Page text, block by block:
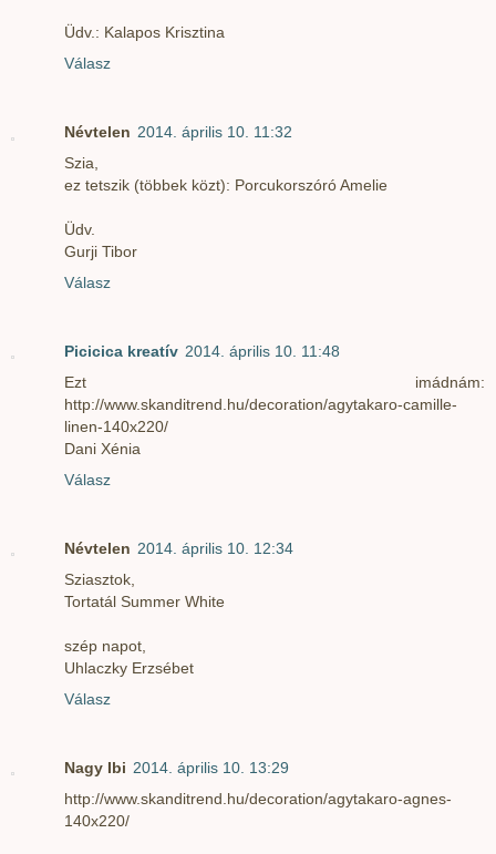
Üdv.: Kalapos Krisztina
Válasz
Névtelen 2014. április 10. 11:32
Szia,
ez tetszik (többek közt): Porcukorszóró Amelie
Üdv.
Gurji Tibor
Válasz
Picicica kreatív 2014. április 10. 11:48
Ezt imádnám:
http://www.skanditrend.hu/decoration/agytakaro-camille-
linen-140x220/
Dani Xénia
Válasz
Névtelen 2014. április 10. 12:34
Sziasztok,
Tortatál Summer White
szép napot,
Uhlaczky Erzsébet
Válasz
Nagy Ibi 2014. április 10. 13:29
http://www.skanditrend.hu/decoration/agytakaro-agnes-
140x220/